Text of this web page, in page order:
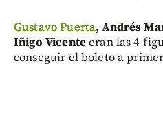
Gustavo Puerta,Andrés
Iñigo Vicenteeran las 4
conseguir el boleto a